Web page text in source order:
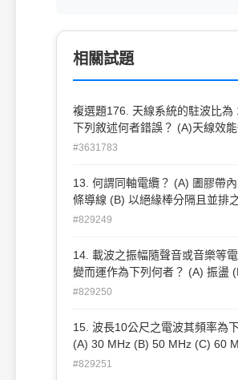
相關試題
複選題176. 天線系統的駐波比為
下列敘述何者錯誤？ (A)天線效能
傳輸線產生輻射 (C)天線其反射功
#3631783
13. 何謂同軸電纜？ (A) 圕膠帶內並排之兩
條導線 (B) 以絕緣棒分隔且並排之兩條導線
(C) 纏繞成螺旋狀之兩條導線 (D) 一芯線置
#829249
14. 載波之振幅隨聲音或音樂等
變而運作為下列何者？ (A) 振盪 (B) AM調
#829250
15. 波長10公尺之電波其頻率為
(A) 30 MHz (B) 50 MHz (C) 60 MHz (D)
80 MHz
#829251